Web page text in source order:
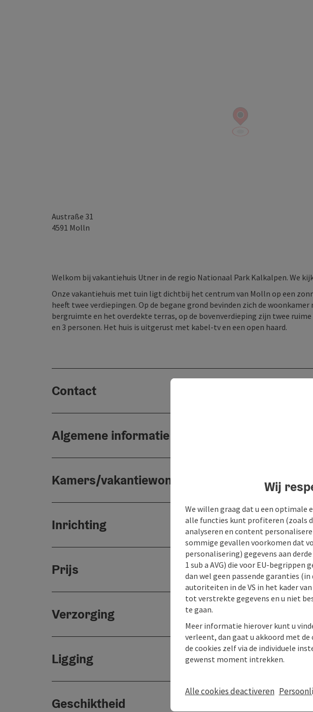
Austraße 31
4591 Molln
Welkom bij vakantiehuis Utner in de regio Nationaal Park Kalkalpen. We
Onze vakantiehuis met tuin ligt dichtbij het centrum van Molln op een
heeft twee verdiepingen. Op de begane grond bevinden zich de
bergruimte en het overdekte terras, op de bovenverdieping zijn twee
en 3 personen. Het huis is uitgerust met kabel-tv en een open haard.
Contact
Algemene informatie
Kamers/vakantiewoningen
Inrichting
Prijs
Verzorging
Ligging
Geschiktheid
Wij
We willen graag dat u een optimale
alle functies kunt profiteren (zoals
analyseren en content
sommige gevallen voorkomen dat
personalisering) gegevens aan
1 sub a AVG) die voor EU-begrippen
dan wel geen passende garanties (in
autoriteiten in de VS in het kader
tot verstrekte gegevens en u niet
te gaan.
Meer informatie hierover kunt u
verleent, dan gaat u akkoord met de
de cookies zelf via de individuele
gewenst moment intrekken.
Alle cookies deactiveren